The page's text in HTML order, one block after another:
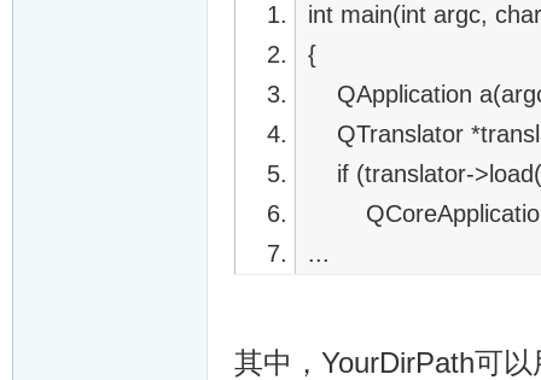
int main(int argc,
{
QApplication
QTranslator
if (translator-
...
其中，YourDirPath可